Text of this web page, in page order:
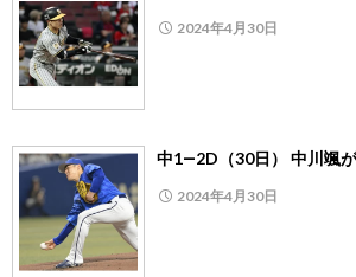
2024年4月30日
中1―2D（30日） 中川颯
2024年4月30日